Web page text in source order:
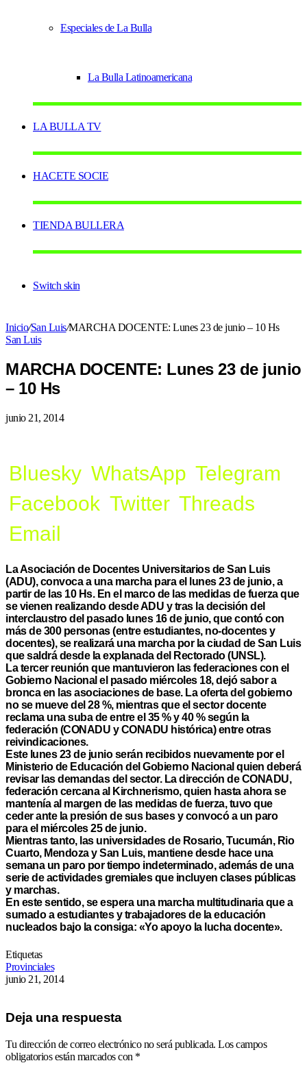
Especiales de La Bulla
La Bulla Latinoamericana
LA BULLA TV
HACETE SOCIE
TIENDA BULLERA
Switch skin
Inicio/San Luis/MARCHA DOCENTE: Lunes 23 de junio – 10 Hs
San Luis
MARCHA DOCENTE: Lunes 23 de junio
– 10 Hs
junio 21, 2014
Bluesky WhatsApp Telegram
Facebook Twitter Threads
Email
La Asociación de Docentes Universitarios de San Luis
(ADU), convoca a una marcha para el lunes 23 de junio, a
partir de las 10 Hs. En el marco de las medidas de fuerza que
se vienen realizando desde ADU y tras la decisión del
interclaustro del pasado lunes 16 de junio, que contó con
más de 300 personas (entre estudiantes, no-docentes y
docentes), se realizará una marcha por la ciudad de San Luis
que saldrá desde la explanada del Rectorado (UNSL).
La tercer reunión que mantuvieron las federaciones con el
Gobierno Nacional el pasado miércoles 18, dejó sabor a
bronca en las asociaciones de base. La oferta del gobierno
no se mueve del 28 %, mientras que el sector docente
reclama una suba de entre el 35 % y 40 % según la
federación (CONADU y CONADU histórica) entre otras
reivindicaciones.
Este lunes 23 de junio serán recibidos nuevamente por el
Ministerio de Educación del Gobierno Nacional quien deberá
revisar las demandas del sector. La dirección de CONADU,
federación cercana al Kirchnerismo, quien hasta ahora se
mantenía al margen de las medidas de fuerza, tuvo que
ceder ante la presión de sus bases y convocó a un paro
para el miércoles 25 de junio.
Mientras tanto, las universidades de Rosario, Tucumán, Rio
Cuarto, Mendoza y San Luis, mantiene desde hace una
semana un paro por tiempo indeterminado, además de una
serie de actividades gremiales que incluyen clases públicas
y marchas.
En este sentido, se espera una marcha multitudinaria que a
sumado a estudiantes y trabajadores de la educación
nucleados bajo la consiga: «Yo apoyo la lucha docente».
Etiquetas
Provinciales
junio 21, 2014
Deja una respuesta
Tu dirección de correo electrónico no será publicada. Los campos
obligatorios están marcados con *